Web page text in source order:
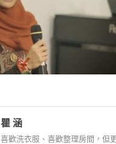
瞿 涵
喜歡洗衣服、喜歡整理房間，但